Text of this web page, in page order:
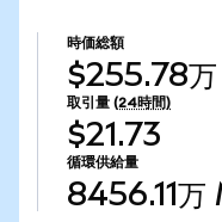
時価総額
$255.78万
取引量 (24時間)
$21.73
循環供給量
8456.11万